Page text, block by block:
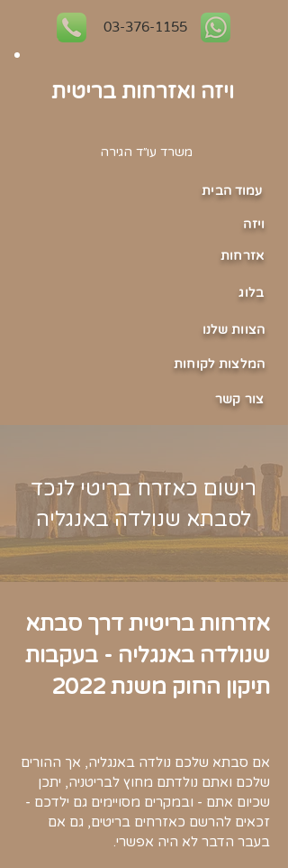
ויזה ואזרחות בריטית
משרד עו״ד הגירה
צור קשר
המלצות לקוחות
הצוות שלנו
אזרחות
ויזה
עמוד הבית
בלוג
03-376-1155
רישום כאזרח בריטי לנכד
לסבתא שנולדה באנגליה
אזרחות בריטית דרך סבתא
שנולדה באנגליה - בעקבות
תיקון החוק משנת 2022
אם סבתא שלכם נולדה באנגליה, אך ההורים
שלכם ואתם נולדתם מחוץ לבריטניה, יתכן
שכיום אתם - ובמקרים מסויימים גם ילדכם -
זכאים להרשם כאזרחים בריטים, גם אם
בעבר הדבר לא היה אפשרי.